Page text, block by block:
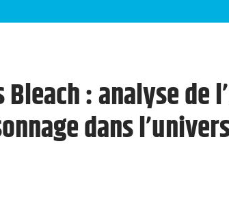
: analyse de
dans